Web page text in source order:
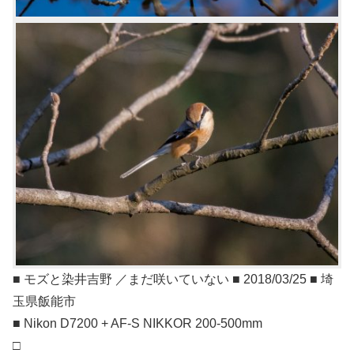
■ モズと染井吉野 ／まだ咲いていない ■ 2018/03/25 ■ 埼
玉県飯能市
■ Nikon D7200 + AF-S NIKKOR 200-500mm
□